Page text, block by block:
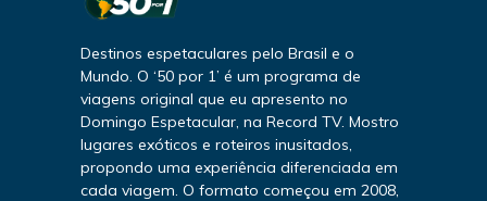
Destinos espetaculares pelo Brasil e o
Mundo. O ‘50 por 1’ é um programa de
viagens original que eu apresento no
Domingo Espetacular, na Record TV. Mostro
lugares exóticos e roteiros inusitados,
propondo uma experiência diferenciada em
cada viagem. O formato começou em 2008,